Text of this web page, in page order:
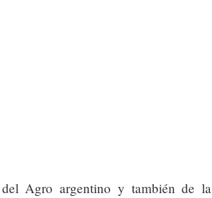
Agro argentino y también de la